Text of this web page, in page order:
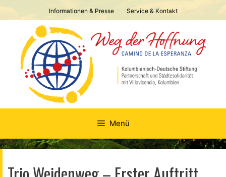
zum
Informationen & Presse Service & Kontakt
Menü